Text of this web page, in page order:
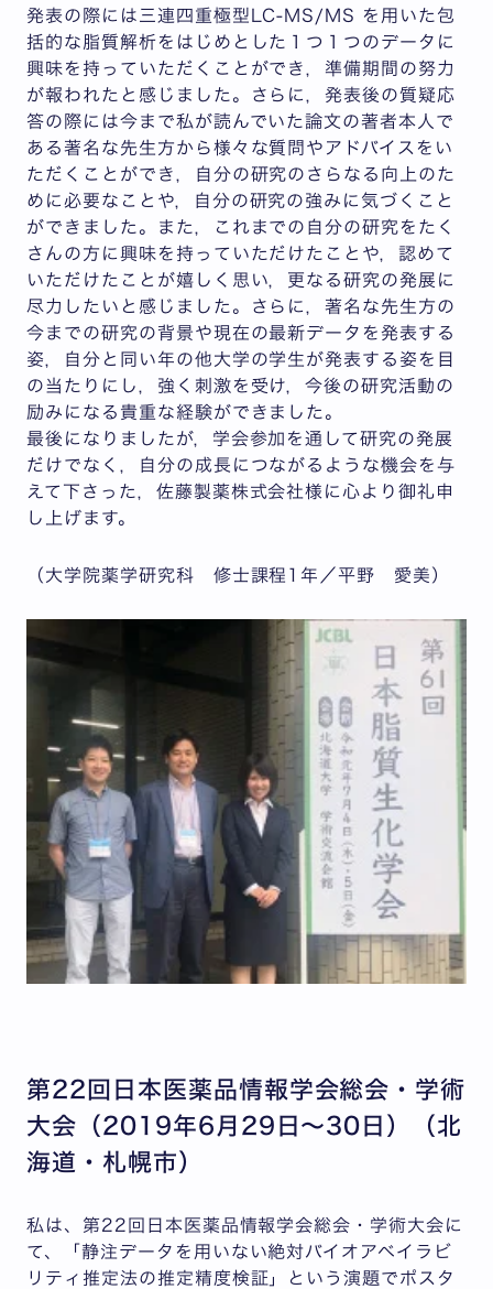
発表の際には三連四重極型LC-MS/MS を用いた包
括的な脂質解析をはじめとした１つ１つのデータに
興味を持っていただくことができ，準備期間の努力
が報われたと感じました。さらに，発表後の質疑応
答の際には今まで私が読んでいた論文の著者本人で
ある著名な先生方から様々な質問やアドバイスをい
ただくことができ，自分の研究のさらなる向上のた
めに必要なことや，自分の研究の強みに気づくこと
ができました。また，これまでの自分の研究をたく
さんの方に興味を持っていただけたことや，認めて
いただけたことが嬉しく思い，更なる研究の発展に
尽力したいと感じました。さらに，著名な先生方の
今までの研究の背景や現在の最新データを発表する
姿，自分と同い年の他大学の学生が発表する姿を目
の当たりにし，強く刺激を受け，今後の研究活動の
励みになる貴重な経験ができました。
最後になりましたが，学会参加を通して研究の発展
だけでなく，自分の成長につながるような機会を与
えて下さった，佐藤製薬株式会社様に心より御礼申
し上げます。
（大学院薬学研究科 修士課程1年／平野 愛美）
第22回日本医薬品情報学会総会・学術
大会（2019年6月29日～30日）（北
海道・札幌市）
私は、第22回日本医薬品情報学会総会・学術大会に
て、「静注データを用いない絶対バイオアベイラビ
リティ推定法の推定精度検証」という演題でポスタ